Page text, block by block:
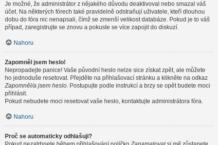
Je možné, že administrátor z nějakého důvodu deaktivoval nebo smazal váš
účet. Na některých fórech také pravidelně odstraňují uživatele, kteří dlouhou
dobu do fóra nic nenapsali, čímž se zmenší velikost databáze. Pokud je to váš
případ, zaregistrujte se znovu a pokuste se více zapojit do diskuzí.
Nahoru
Zapomněl jsem heslo!
Nepropadejte panice! Vaše původní heslo nelze sice získat zpět, ale můžete
ho jednoduše resetovat. Přejděte na přihlašovací stránku a klikněte na odkaz
Zapomněl/a jsem heslo. Postupujte podle instrukcí a brzy se opět budete moci
přihlásit.
Pokud nebudete moci resetovat vaše heslo, kontaktujte administrátora fóra.
Nahoru
Proč se automaticky odhlašuji?